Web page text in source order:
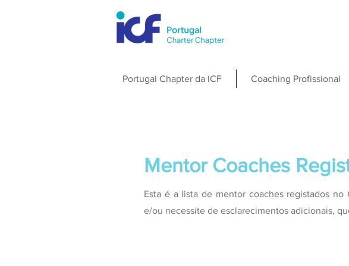
Portugal Chapter da ICF Coaching Profissional
Mentor Coaches
Esta é a lista de mentor coaches registados
e/ou necessite de esclarecimentos adicionais,